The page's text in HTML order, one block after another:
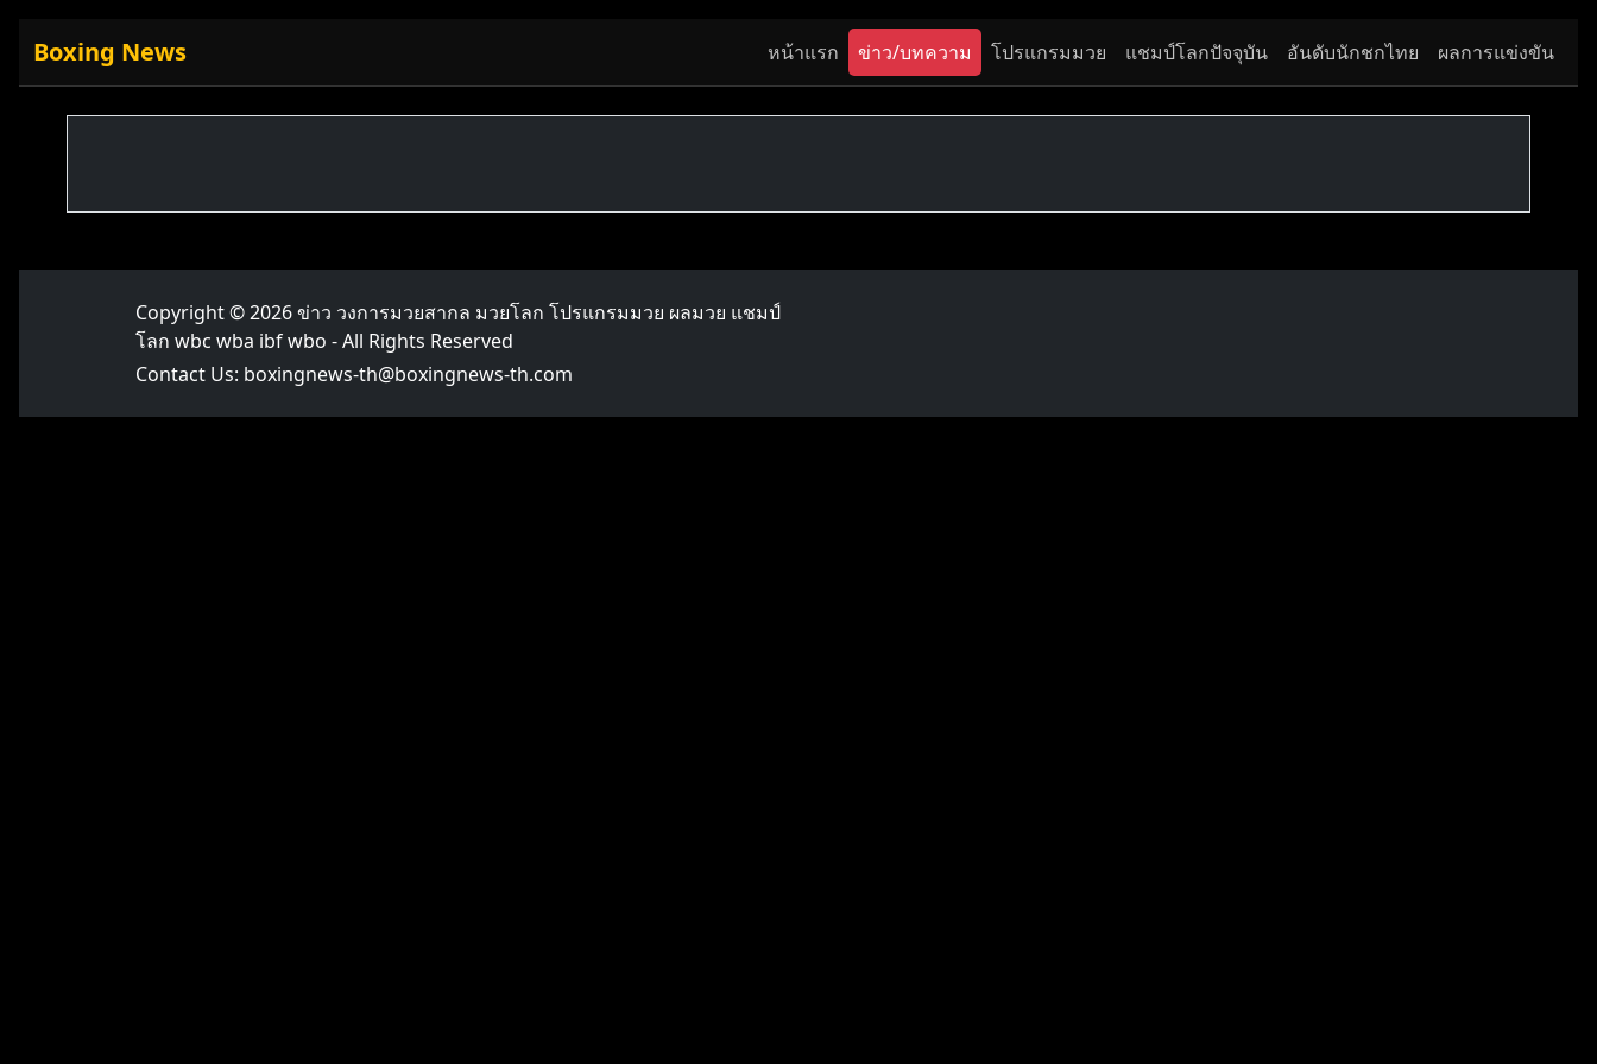
Boxing News หน้าแรก ข่าว/บทความ โปรแกรมมวย แชมป์โลกปัจจุบัน อันดับนักชกไทย ผลการแข่งขัน
Copyright © 2026ข่าว วงการมวยสากล มวยโลก โปรแกรมมวย ผลมวย แชมป์
โลก wbc wba ibf wbo - All Rights Reserved
Contact Us: boxingnews-th@boxingnews-th.com